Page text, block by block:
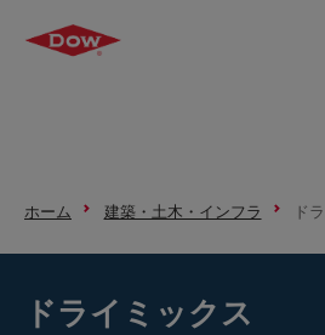
ホーム 建築・土木・インフラ ド
ドライミックス